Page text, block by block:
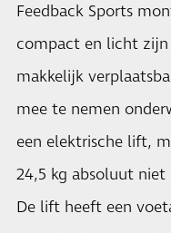
Feedback Sports
compact en licht
makkelijk
mee te nemen
een elektrische lift,
24,5 kg absoluut niet
De lift heeft een